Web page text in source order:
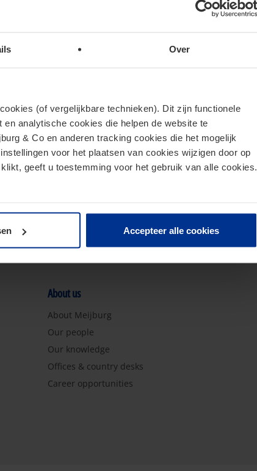
Over
(of vergelijkbare technieken). Dit zijn functionele
analytische cookies die helpen de website te
& Co en anderen tracking cookies die het mogelijk
voor het plaatsen van cookies wijzigen door op
geeft u toestemming voor het gebruik van alle cookies.
Accepteer alle cookies
About us
About Meijburg
Our people
Our knowledge
Offices & country desks
Career opportunities